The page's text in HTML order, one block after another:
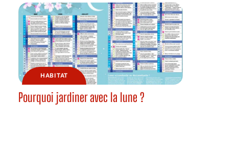
HABITAT
Pourquoi jardiner avec la lune ?